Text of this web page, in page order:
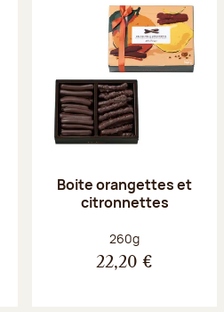
Boite orangettes et
citronnettes
Poids net :
260g
22,20 €